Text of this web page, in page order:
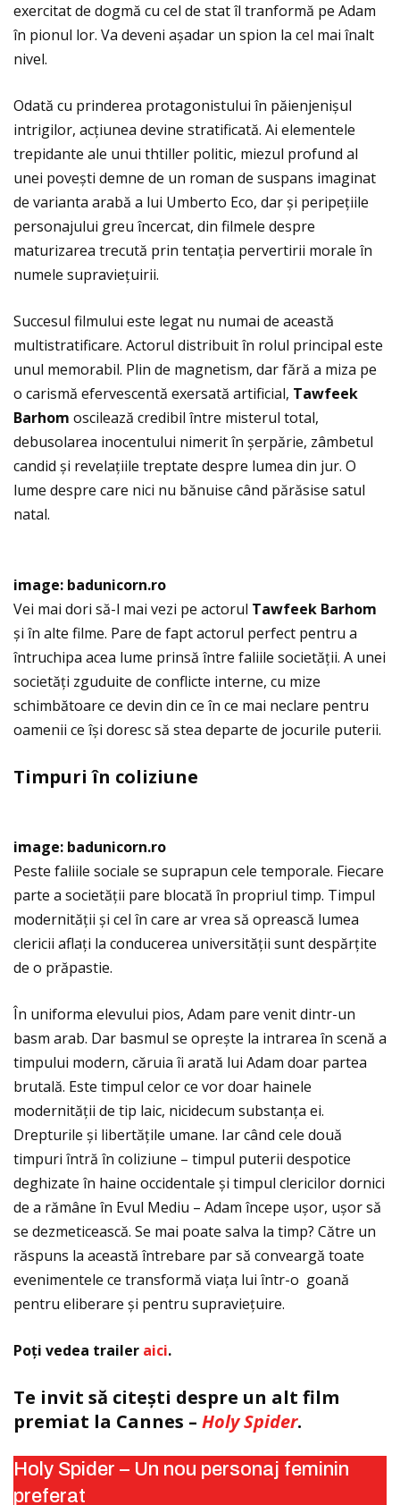
exercitat de dogmă cu cel de stat îl tranformă pe Adam
în pionul lor. Va deveni așadar un spion la cel mai înalt
nivel.
Odată cu prinderea protagonistului în păienjenișul
intrigilor, acţiunea devine stratificată. Ai elementele
trepidante ale unui thtiller politic, miezul profund al
unei povești demne de un roman de suspans imaginat
de varianta arabă a lui Umberto Eco, dar și peripeţiile
personajului greu încercat, din filmele despre
maturizarea trecută prin tentaţia pervertirii morale în
numele supravieţuirii.
Succesul filmului este legat nu numai de această
multistratificare. Actorul distribuit în rolul principal este
unul memorabil. Plin de magnetism, dar fără a miza pe
o carismă efervescentă exersată artificial, Tawfeek
Barhom oscilează credibil între misterul total,
debusolarea inocentului nimerit în șerpărie, zâmbetul
candid și revelaţiile treptate despre lumea din jur. O
lume despre care nici nu bănuise când părăsise satul
natal.
image: badunicorn.ro
Vei mai dori să-l mai vezi pe actorul Tawfeek Barhom
și în alte filme. Pare de fapt actorul perfect pentru a
întruchipa acea lume prinsă între faliile societăţii. A unei
societăţi zguduite de conflicte interne, cu mize
schimbătoare ce devin din ce în ce mai neclare pentru
oamenii ce își doresc să stea departe de jocurile puterii.
Timpuriîn coliziune
image: badunicorn.ro
Peste faliile sociale se suprapun cele temporale. Fiecare
parte a societăţii pare blocată în propriul timp. Timpul
modernităţii și cel în care ar vrea să oprească lumea
clericii aflaţi la conducerea universităţii sunt despărţite
de o prăpastie.
În uniforma elevului pios, Adam pare venit dintr-un
basm arab. Dar basmul se oprește la intrarea în scenă a
timpului modern, căruia îi arată lui Adam doar partea
brutală. Este timpul celor ce vor doar hainele
modernităţii de tip laic, nicidecum substanţa ei.
Drepturile și libertăţile umane. Iar când cele două
timpuri întră în coliziune – timpul puterii despotice
deghizate în haine occidentale și timpul clericilor dornici
de a rămâne în Evul Mediu – Adam începe ușor, ușor să
se dezmeticească. Se mai poate salva la timp? Către un
răspuns la această întrebare par să conveargă toate
evenimentele ce transformă viaţa lui într-o goană
pentru eliberare și pentru supravieţuire.
Poţi vedea trailer aici.
Te invit să citești despre un alt film
premiat la Cannes – Holy Spider.
Holy Spider – Un nou personaj feminin
preferat